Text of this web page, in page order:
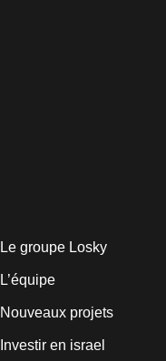
Le groupe Losky
L’équipe
Nouveaux projets
Investir en israel